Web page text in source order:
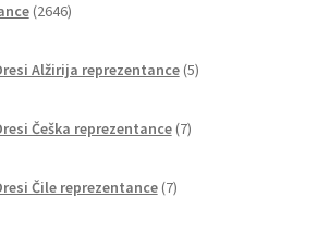
2646izdelkov
Alžirija reprezentance 5izdelkov
Češka reprezentance 7izdelkov
Čile reprezentance 7izdelkov